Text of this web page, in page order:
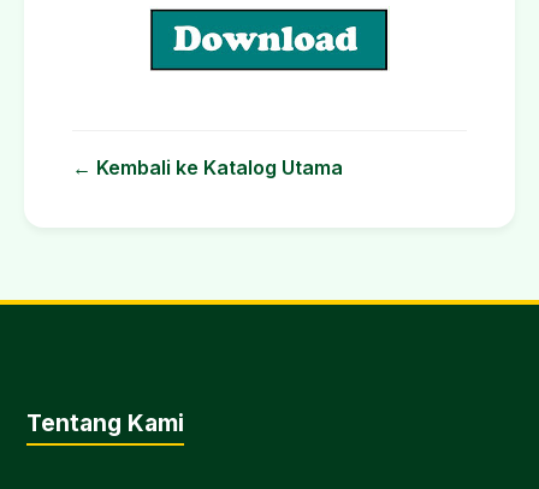
← Kembali ke Katalog Utama
Tentang Kami